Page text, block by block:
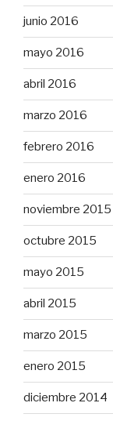
junio 2016
mayo 2016
abril 2016
marzo 2016
febrero 2016
enero 2016
noviembre 2015
octubre 2015
mayo 2015
abril 2015
marzo 2015
enero 2015
diciembre 2014